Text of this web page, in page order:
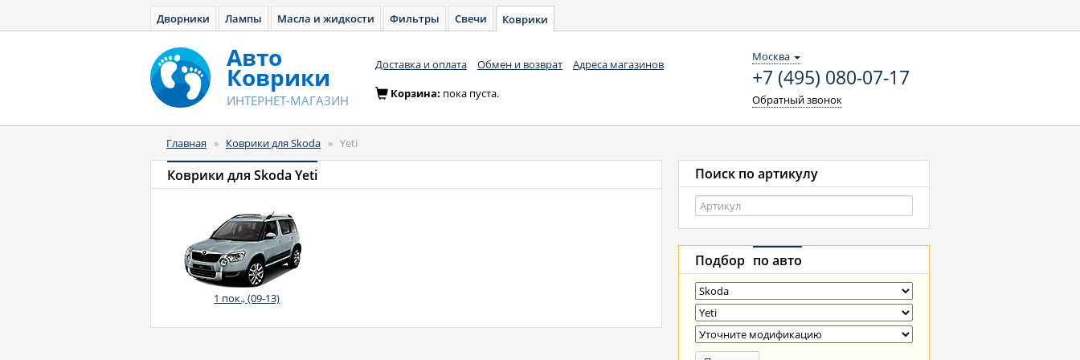
Дворники Лампы Масла и жидкости Фильтры Свечи Коврики
Авто
Коврики
ИНТЕРНЕТ-МАГАЗИН
Доставка и оплата Обмен и возврат Адреса магазинов
Москва
+7 (495) 080-07-17
Обратный звонок
Корзина: пока пуста.
Главная » Коврики для Skoda » Yeti
Коврики для Skoda Yeti
1 пок., (09-13)
Поиск по артикулу
Подбор по авто